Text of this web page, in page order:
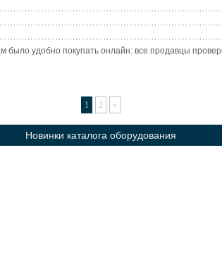
удобно покупать онлайн: все продавцы
1 2 »
Новинки каталога оборудования